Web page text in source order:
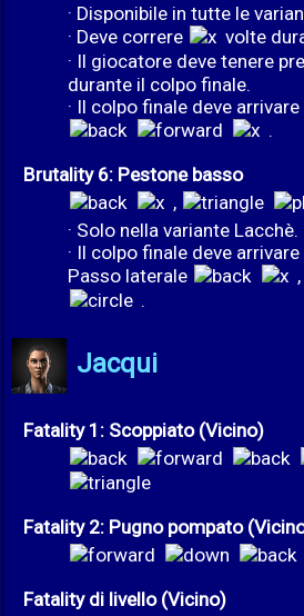
· Disponibile in tutte le
· Deve correre
volte
· Il giocatore deve tenere
durante il colpo finale.
· Il colpo finale deve
.
Brutality 6: Pestone basso
,
· Solo nella variante Lacchè.
· Il colpo finale deve
Passo laterale
,
.
Jacqui
Fatality 1: Scoppiato (Vicino)
Fatality 2: Pugno pompato
Fatality di livello (Vicino)